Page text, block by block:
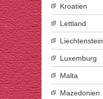
Kroatien
Lettland
Liechtenstein
Luxemburg
Malta
Mazedonien